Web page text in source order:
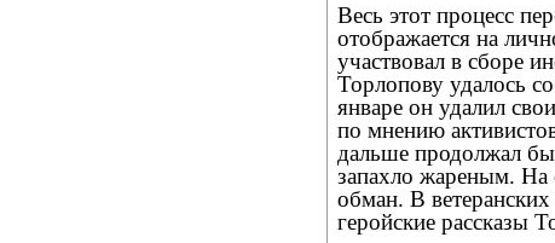
Весь этот процесс
отображается на
участвовал в сборе
Торлопову удалось
январе он удалил
по мнению
дальше продолжал
запахло жареным. На
обман. В ветеранских
геройские рассказы